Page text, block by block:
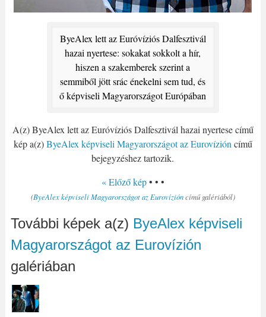
ByeAlex lett az Euróvíziós Dalfesztivál
hazai nyertese: sokakat sokkolt a hír,
hiszen a szakemberek szerint a
semmiből jött srác énekelni sem tud, és
ő képviseli Magyarországot Európában
A(z) ByeAlex lett az Euróvíziós Dalfesztivál hazai nyertese című
kép a(z)ByeAlex képviseli Magyarországot az Eurovízión című
bejegyzéshez tartozik.
« Előző kép• • •
(ByeAlex képviseli Magyarországot az Eurovízióncímű galériából)
További képek a(z) ByeAlex képviseli
Magyarországot az Eurovízión
galériában